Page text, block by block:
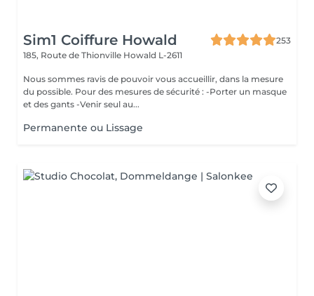
Sim1 Coiffure Howald
253
185, Route de Thionville Howald L-2611
Nous sommes ravis de pouvoir vous accueillir, dans la mesure
du possible. Pour des mesures de sécurité : -Porter un masque
et des gants -Venir seul au...
Permanente ou Lissage